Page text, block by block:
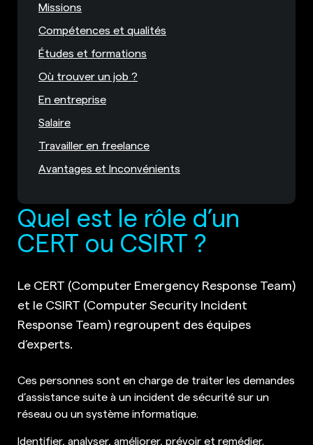
Quel est le rôle d’un
CERT ou CSIRT ?
Le CERT (Computer Emergency Response Team)
et le CSIRT (Computer Security Incident
Response Team) regroupent des équipes
d’experts.
Ces personnes sont en charge de traiter les demandes
d’assistance suite à un incident de sécurité sur un
réseau ou un système informatique.
Identifier, analyser, améliorer, prévoir et remédier.
Missions
Compétences et qualités
Études et formations
Où trouver un job ?
En entreprise
Salaire
Travailler en freelance
Avantages et Inconvénients